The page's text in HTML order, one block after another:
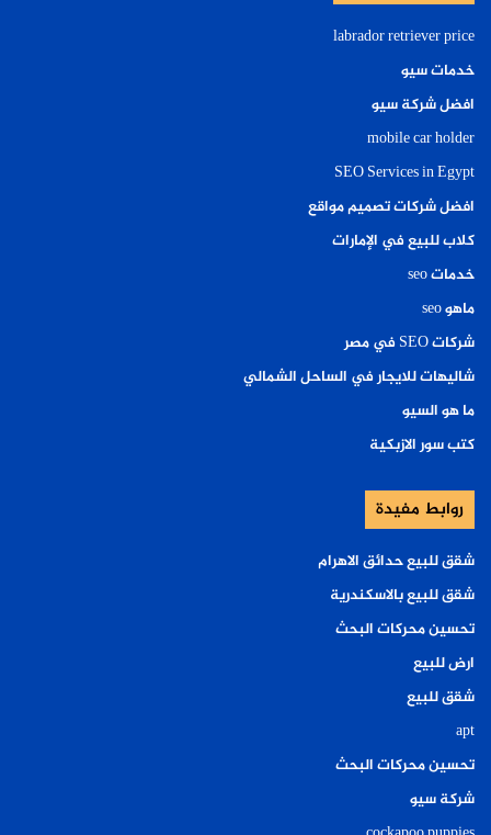
labrador retriever price
خدمات سيو
افضل شركة سيو
mobile car holder
SEO Services in Egypt
افضل شركات تصميم مواقع
كلاب للبيع في الإمارات
خدمات seo
ماهو seo
شركات SEO في مصر
شاليهات للايجار في الساحل الشمالي
ما هو السيو
كتب سور الازبكية
روابط مفيدة
شقق للبيع حدائق الاهرام
شقق للبيع بالاسكندرية
تحسين محركات البحث
ارض للبيع
شقق للبيع
apt
تحسين محركات البحث
شركة سيو